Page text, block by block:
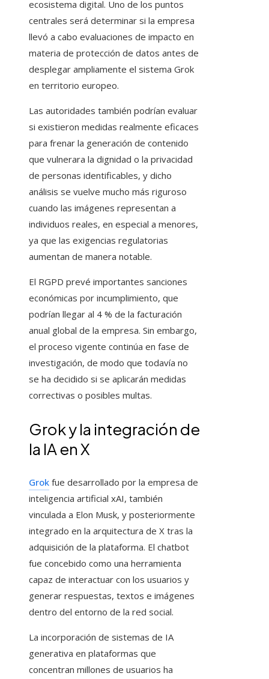
ecosistema digital. Uno de los puntos
centrales será determinar si la empresa
llevó a cabo evaluaciones de impacto en
materia de protección de datos antes de
desplegar ampliamente el sistema Grok
en territorio europeo.
Las autoridades también podrían evaluar
si existieron medidas realmente eficaces
para frenar la generación de contenido
que vulnerara la dignidad o la privacidad
de personas identificables, y dicho
análisis se vuelve mucho más riguroso
cuando las imágenes representan a
individuos reales, en especial a menores,
ya que las exigencias regulatorias
aumentan de manera notable.
El RGPD prevé importantes sanciones
económicas por incumplimiento, que
podrían llegar al 4 % de la facturación
anual global de la empresa. Sin embargo,
el proceso vigente continúa en fase de
investigación, de modo que todavía no
se ha decidido si se aplicarán medidas
correctivas o posibles multas.
Grok y la integración de
la IA en X
Grok fue desarrollado por la empresa de
inteligencia artificial xAI, también
vinculada a Elon Musk, y posteriormente
integrado en la arquitectura de X tras la
adquisición de la plataforma. El chatbot
fue concebido como una herramienta
capaz de interactuar con los usuarios y
generar respuestas, textos e imágenes
dentro del entorno de la red social.
La incorporación de sistemas de IA
generativa en plataformas que
concentran millones de usuarios ha